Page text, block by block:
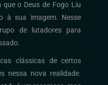
que o Deus de Fogo Liu
à sua imagem. Nesse
de lutadores para
clássicas de certos
nessa nova realidade.